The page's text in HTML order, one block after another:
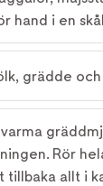
hand i en
grädde
Rör
tillbaka allt i